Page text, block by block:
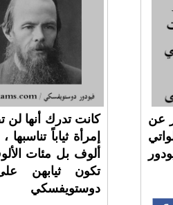
كانت تدرك أنها لن
إمرأة ثياباً
ألوف بل مئات
تكون ثيابهن
دوستويفسكي
عن